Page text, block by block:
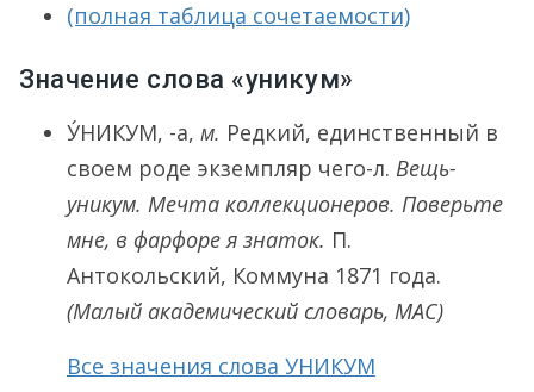
(полная таблица сочетаемости)
Значение слова «уникум»
У́НИКУМ, -а, м. Редкий, единственный в
своем роде экземпляр чего-л. Вещь-
уникум. Мечта коллекционеров. Поверьте
мне, в фарфоре я знаток. П.
Антокольский, Коммуна 1871 года.
(Малый академический словарь, МАС)
Все значения слова УНИКУМ